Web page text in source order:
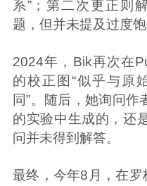
系”；第二次更正则
题，但并未提及过度饱
2024年，Bik再次在
的校正图“似乎与原
同”。随后，她询问
的实验中生成的，还
问并未得到解答。
最终，今年8月，在